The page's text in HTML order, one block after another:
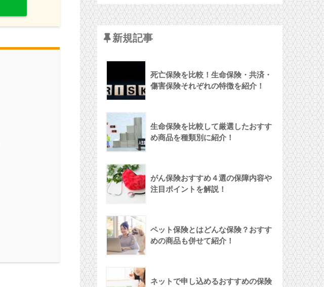
新規記事
死亡保険を比較！生命保険・共済・
傷害保険それぞれの特徴を紹介！
生命保険を比較して厳選したおすす
め商品を種類別に紹介！
がん保険おすすめ４選の保障内容や
注目ポイントを解説！
ペット保険とはどんな保険？おすす
めの商品も併せて紹介！
ネットで申し込めるおすすめの保険